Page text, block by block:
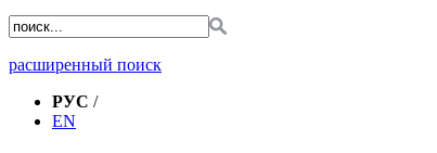
расширенный поиск
РУС /
EN